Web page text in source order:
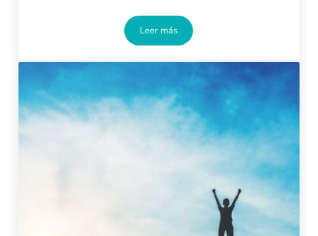
Leer másMindfulness y compasión: nuevo